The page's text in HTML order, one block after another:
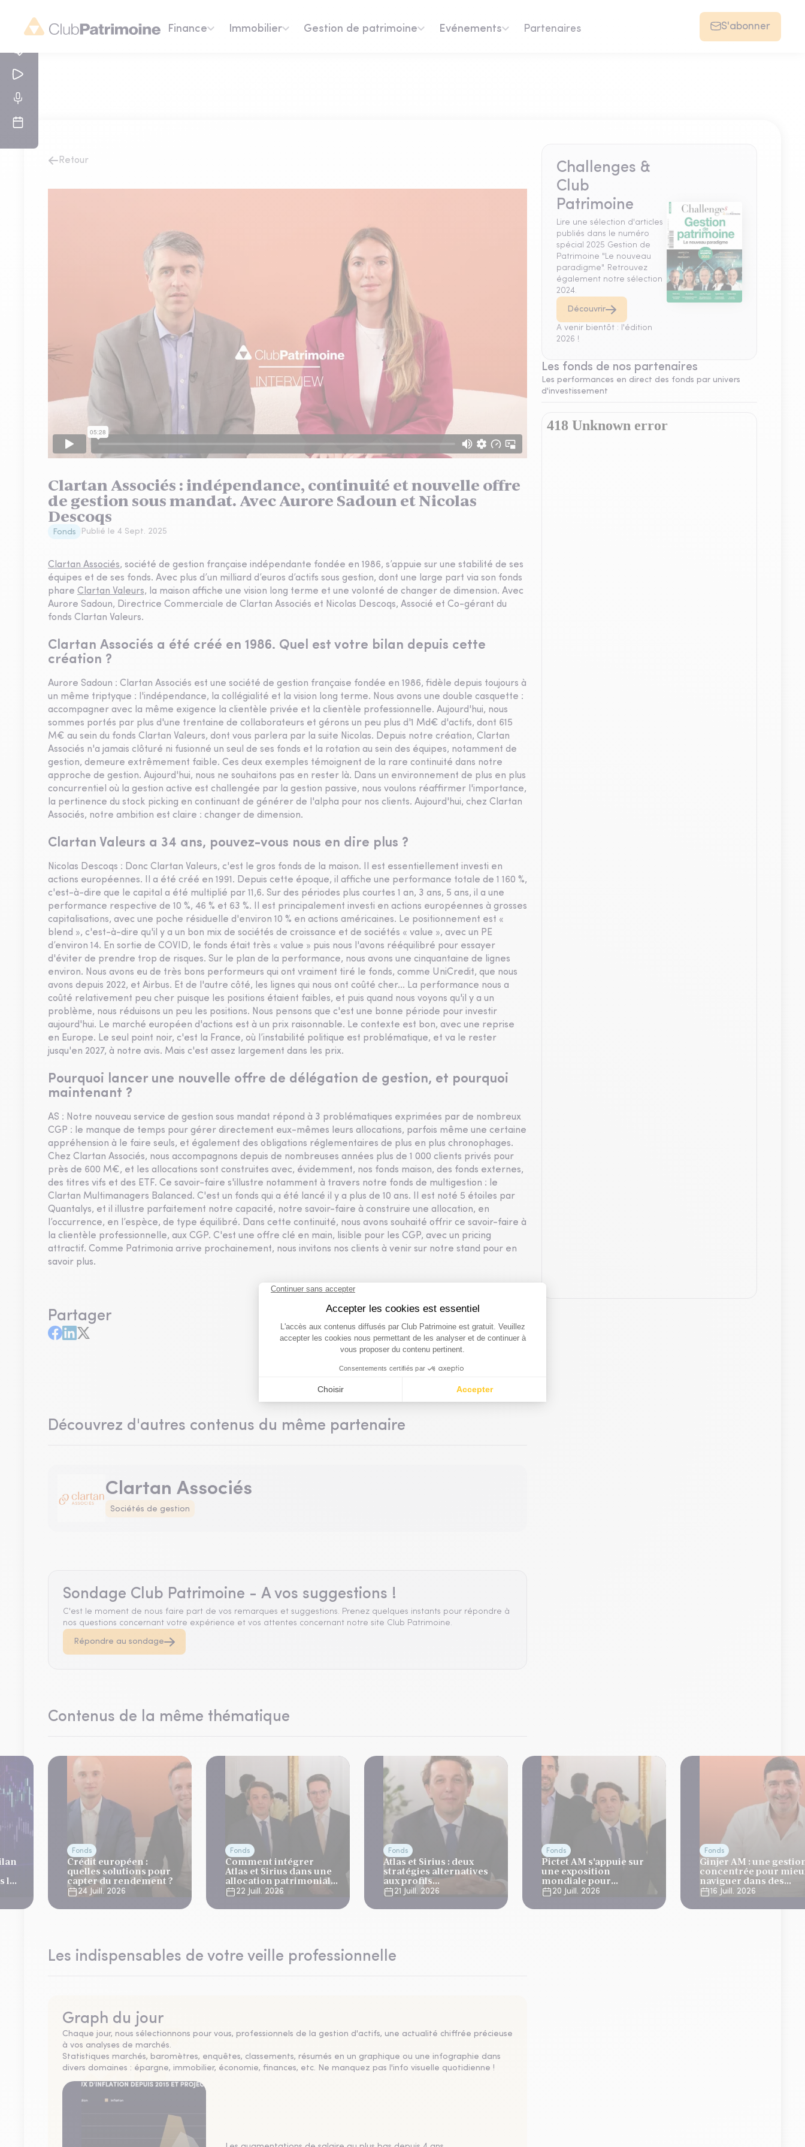
Finance Immobilier Gestion de patrimoine Evénements Partenaires S'abonner
Retour
Clartan Associés : indépendance, continuité et nouvelle offre
de gestion sous mandat. Avec Aurore Sadoun et Nicolas
Descoqs
Fonds Publié le 4 Sept. 2025
Clartan Associés, société de gestion française indépendante fondée en 1986, s’appuie sur une stabilité de ses
équipes et de ses fonds. Avec plus d’un milliard d’euros d’actifs sous gestion, dont une large part via son fonds
phare Clartan Valeurs, la maison affiche une vision long terme et une volonté de changer de dimension. Avec
Aurore Sadoun, Directrice Commerciale de Clartan Associés et Nicolas Descoqs, Associé et Co-gérant du
fonds Clartan Valeurs.
Clartan Associés a été créé en 1986. Quel est votre bilan depuis cette
création ?
Aurore Sadoun : Clartan Associés est une société de gestion française fondée en 1986, fidèle depuis toujours à
un même triptyque : l'indépendance, la collégialité et la vision long terme. Nous avons une double casquette :
accompagner avec la même exigence la clientèle privée et la clientèle professionnelle. Aujourd'hui, nous
sommes portés par plus d'une trentaine de collaborateurs et gérons un peu plus d'1 Md€ d'actifs, dont 615
M€ au sein du fonds Clartan Valeurs, dont vous parlera par la suite Nicolas. Depuis notre création, Clartan
Associés n'a jamais clôturé ni fusionné un seul de ses fonds et la rotation au sein des équipes, notamment de
gestion, demeure extrêmement faible. Ces deux exemples témoignent de la rare continuité dans notre
approche de gestion. Aujourd'hui, nous ne souhaitons pas en rester là. Dans un environnement de plus en plus
concurrentiel où la gestion active est challengée par la gestion passive, nous voulons réaffirmer l'importance,
la pertinence du stock picking en continuant de générer de l'alpha pour nos clients. Aujourd'hui, chez Clartan
Associés, notre ambition est claire : changer de dimension.
Clartan Valeurs a 34 ans, pouvez-vous nous en dire plus ?
Nicolas Descoqs : Donc Clartan Valeurs, c'est le gros fonds de la maison. Il est essentiellement investi en
actions européennes. Il a été créé en 1991. Depuis cette époque, il affiche une performance totale de 1 160 %,
c'est-à-dire que le capital a été multiplié par 11,6. Sur des périodes plus courtes 1 an, 3 ans, 5 ans, il a une
performance respective de 10 %, 46 % et 63 %. Il est principalement investi en actions européennes à grosses
capitalisations, avec une poche résiduelle d'environ 10 % en actions américaines. Le positionnement est «
blend », c'est-à-dire qu'il y a un bon mix de sociétés de croissance et de sociétés « value », avec un PE
d’environ 14. En sortie de COVID, le fonds était très « value » puis nous l'avons rééquilibré pour essayer
d'éviter de prendre trop de risques. Sur le plan de la performance, nous avons une cinquantaine de lignes
environ. Nous avons eu de très bons performeurs qui ont vraiment tiré le fonds, comme UniCredit, que nous
avons depuis 2022, et Airbus. Et de l'autre côté, les lignes qui nous ont coûté cher... La performance nous a
coûté relativement peu cher puisque les positions étaient faibles, et puis quand nous voyons qu'il y a un
problème, nous réduisons un peu les positions. Nous pensons que c'est une bonne période pour investir
aujourd'hui. Le marché européen d'actions est à un prix raisonnable. Le contexte est bon, avec une reprise
en Europe. Le seul point noir, c'est la France, où l’instabilité politique est problématique, et va le rester
jusqu'en 2027, à notre avis. Mais c'est assez largement dans les prix.
Pourquoi lancer une nouvelle offre de délégation de gestion, et pourquoi
maintenant ?
AS : Notre nouveau service de gestion sous mandat répond à 3 problématiques exprimées par de nombreux
CGP : le manque de temps pour gérer directement eux-mêmes leurs allocations, parfois même une certaine
appréhension à le faire seuls, et également des obligations réglementaires de plus en plus chronophages.
Chez Clartan Associés, nous accompagnons depuis de nombreuses années plus de 1 000 clients privés pour
près de 600 M€, et les allocations sont construites avec, évidemment, nos fonds maison, des fonds externes,
des titres vifs et des ETF. Ce savoir-faire s'illustre notamment à travers notre fonds de multigestion : le
Clartan Multimanagers Balanced. C'est un fonds qui a été lancé il y a plus de 10 ans. Il est noté 5 étoiles par
Quantalys, et il illustre parfaitement notre capacité, notre savoir-faire à construire une allocation, en
l’occurrence, en l’espèce, de type équilibré. Dans cette continuité, nous avons souhaité offrir ce savoir-faire à
la clientèle professionnelle, aux CGP. C'est une offre clé en main, lisible pour les CGP, avec un pricing
attractif. Comme Patrimonia arrive prochainement, nous invitons nos clients à venir sur notre stand pour en
savoir plus.
Partager
Découvrez d'autres contenus du même partenaire
Clartan Associés
Sociétés de gestion
Sondage Club Patrimoine - A vos suggestions !
C'est le moment de nous faire part de vos remarques et suggestions. Prenez quelques instants pour répondre à
nos questions concernant votre expérience et vos attentes concernant notre site Club Patrimoine.
Répondre au sondage
Contenus de la même thématique
la
Fonds
Crédit européen :
quelles solutions pour
capter du rendement ?
24 Juill. 2026
Fonds
Comment intégrer
Atlas et Sirius dans une
allocation patrimoniale
?
22 Juill. 2026
Fonds
Atlas et Sirius : deux
stratégies alternatives
aux profils
complémentaires
21 Juill. 2026
Fonds
Pictet AM s'appuie sur
une exposition
mondiale pour
développer ses
stratégies long/short
20 Juill. 2026
Fonds
Ginjer AM : une
concentrée pour
naviguer dans des
marchés volatils
16 Juill. 2026
Les indispensables de votre veille professionnelle
Graph du jour
Chaque jour, nous sélectionnons pour vous, professionnels de la gestion d'actifs, une actualité chiffrée précieuse
à vos analyses de marchés.
Statistiques marchés, baromètres, enquêtes, classements, résumés en un graphique ou une infographie dans
divers domaines : épargne, immobilier, économie, finances, etc. Ne manquez pas l'info visuelle quotidienne !
Challenges &
Club
Patrimoine
Lire une sélection d'articles
publiés dans le numéro
spécial 2025 Gestion de
Patrimoine "Le nouveau
paradigme". Retrouvez
également notre sélection
2024.
Découvrir
A venir bientôt : l'édition
2026 !
Les fonds de nos partenaires
Les performances en direct des fonds par univers
d'investissement